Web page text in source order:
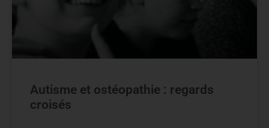
Autisme et ostéopathie : regards
croisés